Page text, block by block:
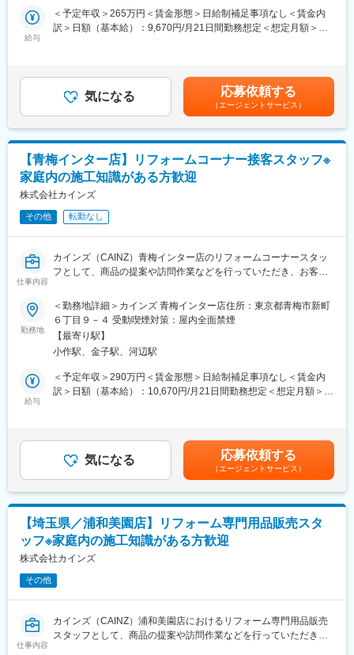
理作業
・お客様のニーズに応えられるような接客や自転車本体、各種パ
・本部または近隣店舗にて実施される勉強会の際の講師役
ーーーーーーーーーーーー
■お客様と話す機会を大切にする販売：カインズはコミュニケーシ
■売場づくりは新たな楽しさの発見：季節ごとのお客様のニーズを
把握した、魅力的な売場づくりを行います。
■カインズオリジナル商品が充実：カインズにはグッドデザイン賞
を受賞している魅力的なオリジナル商品が多く、種類も充実。し
かも低価格だからお客様に自信を持ってご提供できます。
■メディアで話題沸騰のカインズのITを駆使した店舗作り。今後も
ITを使ってこれまでにない店頭体験を提供していきます。お客様
の買い物が便利になっていくことを日々感じられる環境です。
■再雇用で安心して働けます：定年は65歳ですが、それ以降は区
活躍することができます。※区分によって異なります。
■当社の魅力：「常に良いものを低価格で提供すること」をモット
ーに、商品の企画、製造、販売すべての工程を一貫して行い「常
に無駄なコストを削減する」ことを実現しています。DIY関連商品
成を持っており、トータルなライフスタイルの提案を行う当社で
は、製造を委託した海外工場とも綿密な連携をとり、品質管理に
給与
＜予定年収＞265万円＜賃金形態＞日給制補足事項なし＜賃金内
訳＞日額（基本給）：9,670円/月21日間勤務想定＜想定月額＞
安の金額であり、選考を通じて上下する可能性があります。月給
(月額)は固定手当を含めた表記です。
気になる 応募依頼する
（エージェントサービス）
【青梅インター店】リフォームコーナー接客スタッフ※
家庭内の施工知識がある方歓迎
株式会社カインズ
その他 転勤なし
仕事内容
カインズ（CAINZ）青梅インター店のリフォームコーナースタッ
フとして、商品の提案や訪問作業などを行っていただき、お客様
■業務詳細：
接客販売・売場づくり・商品管理・顧客管理等
・リフォーム用品の荷受、検品、売場への品出し等
・お客様のご自宅に訪問し見積りをしていただくこともございま
す。
お客様からの相談対応、アドバイザーとして活躍していただきま
す。
とを解決し、安心をお届けできるのも魅力の一つです。
ーーーーーーーーーーーー
■お客様と話す機会を大切にする販売：カインズはコミュニケーシ
ます。
■売場づくりは新たな楽しさの発見：季節ごとのお客様のニーズを
把握した、魅力的な売場づくりを行います。
■カインズオリジナル商品が充実：カインズにはグッドデザイン賞
を受賞している魅力的なオリジナル商品が多く、種類も充実。し
かも低価格だからお客様に自信を持ってご提供できます。
■メディアで話題沸騰のカインズのITを駆使した店舗作り。今後も
ITを使ってこれまでにない店頭体験を提供していきます。お客様
の買い物が便利になっていくことを日々感じられる環境です。
■再雇用で安心して働けます：定年は65歳ですが、それ以降は区
勤務地
＜勤務地詳細＞カインズ 青梅インター店住所：東京都青梅市新町
６丁目９－４ 受動喫煙対策：屋内全面禁煙
【最寄り駅】
小作駅、金子駅、河辺駅
給与
＜予定年収＞290万円＜賃金形態＞日給制補足事項なし＜賃金内
訳＞日額（基本給）：10,670円/月21日間勤務想定＜想定月額＞
安の金額であり、選考を通じて上下する可能性があります。月給
(月額)は固定手当を含めた表記です。
気になる 応募依頼する
（エージェントサービス）
【埼玉県／浦和美園店】リフォーム専門用品販売スタ
ッフ※家庭内の施工知識がある方歓迎
株式会社カインズ
その他
仕事内容
カインズ（CAINZ）浦和美園店におけるリフォーム専門用品販売
スタッフとして、商品の提案や訪問作業などを行っていただき、